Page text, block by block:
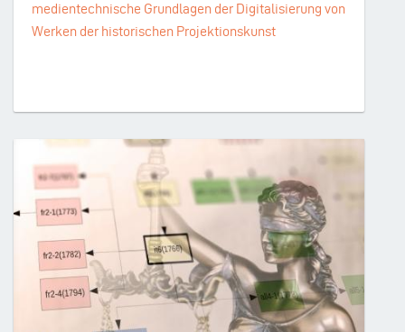
medientechnische Grundlagen der Digitalisierung von
Werken der historischen Projektionskunst